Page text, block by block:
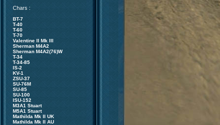
Chars :
BT-7
T-40
T-60
T-70
Valentine II Mk III
Sherman M4A2
Sherman M4A2(76)W
T-34
T-34-85
IS-2
KV-1
ZSU-37
SU-76M
SU-85
SU-100
ISU-152
M3A1 Stuart
M5A1 Stuart
Mathilda Mk II UK
Mathilda Mk II AU